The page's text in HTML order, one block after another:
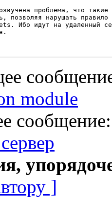
проблема, что
позволяя нарушать
Ибо идут на удаленный
module
]